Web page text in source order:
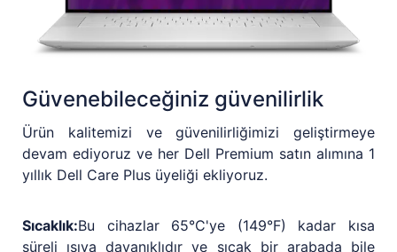
Güvenebileceğiniz güvenilirlik
Ürün kalitemizi ve güvenilirliğimizi geliştirmeye
devam ediyoruz ve her Dell Premium satın alımına 1
yıllık Dell Care Plus üyeliği ekliyoruz.
Sıcaklık:Bu cihazlar 65°C'ye (149°F) kadar kısa
süreli ısıya dayanıklıdır ve sıcak bir arabada bile